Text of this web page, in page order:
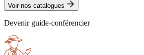
Voir nos catalogues
Devenir guide-conférencier